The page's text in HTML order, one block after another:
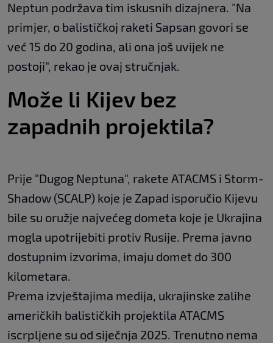
Neptun podržava tim iskusnih dizajnera. "Na
primjer, o balističkoj raketi Sapsan govori se
već 15 do 20 godina, ali ona još uvijek ne
postoji", rekao je ovaj stručnjak.
Može li Kijev bez
zapadnih projektila?
Prije "Dugog Neptuna", rakete ATACMS i Storm-
Shadow (SCALP) koje je Zapad isporučio Kijevu
bile su oružje najvećeg dometa koje je Ukrajina
mogla upotrijebiti protiv Rusije. Prema javno
dostupnim izvorima, imaju domet do 300
kilometara.
Prema izvještajima medija, ukrajinske zalihe
američkih balističkih projektila ATACMS
iscrpljene su od siječnja 2025. Trenutno nema